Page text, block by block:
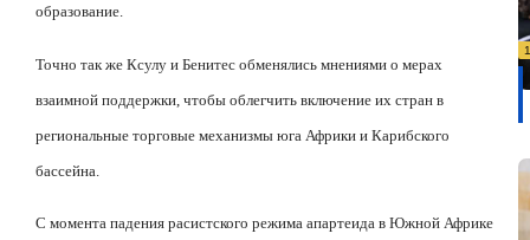
образование.
Точно так же Ксулу и Бенитес обменялись мнениями о мерах
взаимной поддержки, чтобы облегчить включение их стран в
региональные торговые механизмы юга Африки и Карибского
бассейна.
С момента падения расистского режима апартеида в Южной Африке